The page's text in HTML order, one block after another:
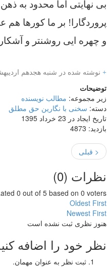
بی نهایتی اما محدود به
پروردگارا! بر ما کورها هم
و چهره ایی روشنتر و
+ نوشته شده در شنبه هجدهم
توضیحات
زیر مجموعه: مطالب نویسنده
دسته: سخنی با نگارین حق مطلق
تاریخ ایجاد در 23 خرداد 1395
بازدید: 4873
< قبلی
نظرات (0
)
0 out of 5 based on 0 voters
Oldest First
Newest First
هنوز نظری ثبت نشده است
نظر خود را اضافه
ثبت نظر به عنوان مهمان.